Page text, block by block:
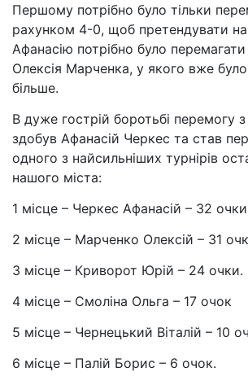
Першому потрібно було тільки
рахунком 4-0, щоб претендувати
Афанасію потрібно було
Олексія Марченка, у якого вже
більше.
В дуже гострій боротьбі перемогу
здобув Афанасій Черкес та став
одного з найсильніших турнірів
нашого міста:
1 місце – Черкес Афанасій – 32 очки
2 місце – Марченко Олексій – 31
3 місце – Криворот Юрій – 24 очки.
4 місце – Смоліна Ольга – 17 очок
5 місце – Чернецький Віталій – 10
6 місце – Палій Борис – 6 очок.